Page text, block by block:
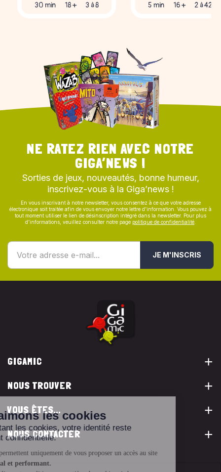
30 min 18 + 3 à 8 5 min 16 + 2 à 42
NE RATEZ RIEN AVEC NOTRE
GIGA’NEWS !
Sorties de jeux, nouveautés, bonne humeur,
inscrivez-vous à la Giga’news !
En vous inscrivant à notre newsletter, vous consentez à ce que votre adresse
électronique soit traitée afin de vous envoyer notre lettre d’information. Vous pouvez à
tout moment utiliser le lien de désinscription intégré dans la newsletter. Pour plus
d’informations, veuillez consulter notre page politique de confidentialité
JE M'INSCRIS
GIGAMIC
NOUS TROUVER
VOUS ÊTES...
NOUS CONTACTER